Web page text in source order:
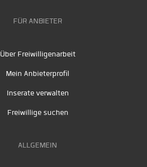
FÜR ANBIETER
Über Freiwilligenarbeit
Mein Anbieterprofil
Inserate verwalten
Freiwillige suchen
ALLGEMEIN